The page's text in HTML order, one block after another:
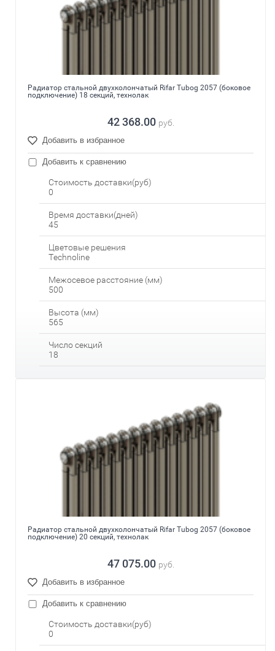
Радиатор стальной двухколончатый Rifar Tubog 2057 (боковое
подключение) 18 секций, технолак
42 368.00 руб.
Добавить в избранное
Добавить к сравнению
Стоимость доставки(руб)
0
Время доставки(дней)
45
Цветовые решения
Technoline
Межосевое расстояние (мм)
500
Высота (мм)
565
Число секций
18
Радиатор стальной двухколончатый Rifar Tubog 2057 (боковое
подключение) 20 секций, технолак
47 075.00 руб.
Добавить в избранное
Добавить к сравнению
Стоимость доставки(руб)
0